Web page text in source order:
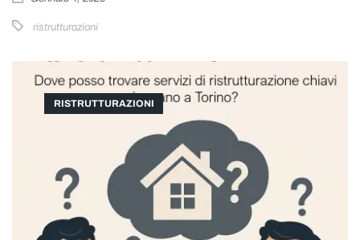
ristrutturazioni
RISTRUTTURAZIONI